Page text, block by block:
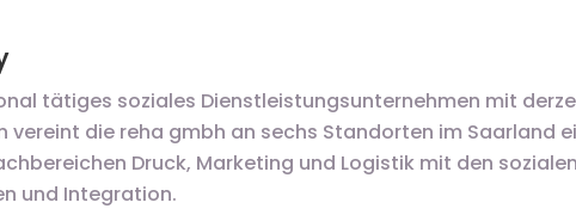
tätiges soziales Dienstleistungsunternehmen mit
vereint die reha gmbh an sechs Standorten im Saarland
Druck, Marketing und Logistik mit den sozialen
und Integration.